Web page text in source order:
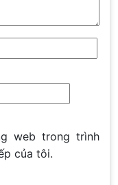
web trong trình
của tôi.